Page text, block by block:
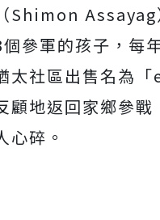
Shimon
參軍的孩子，
太社區出售名為
顧地返回家鄉參
心碎。